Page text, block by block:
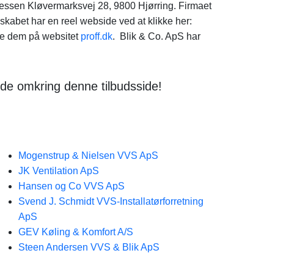
Kløvermarksvej 28, 9800 Hjørring. Firmaet
har en reel webside ved at klikke her:
dem på websitet proff.dk. Blik & Co. ApS har
omkring denne tilbudsside!
Mogenstrup & Nielsen VVS ApS
JK Ventilation ApS
Hansen og Co VVS ApS
Svend J. Schmidt VVS-Installatørforretning
ApS
GEV Køling & Komfort A/S
Steen Andersen VVS & Blik ApS